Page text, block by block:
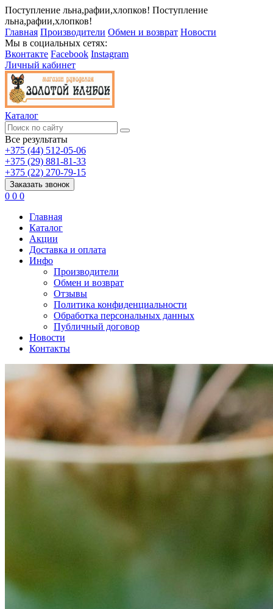
Поступление льна,рафии,хлопков! Поступление
льна,рафии,хлопков!
Главная Производители Обмен и возврат Новости
Мы в социальных сетях:
Вконтакте Facebook Instagram
Личный кабинет
Каталог
Все результаты
+375 (44) 512-05-06
+375 (29) 881-81-33
+375 (22) 270-79-15
Заказать звонок
0 0 0
Главная
Каталог
Акции
Доставка и оплата
Инфо
Производители
Обмен и возврат
Отзывы
Политика конфиденциальности
Обработка персональных данных
Публичный договор
Новости
Контакты